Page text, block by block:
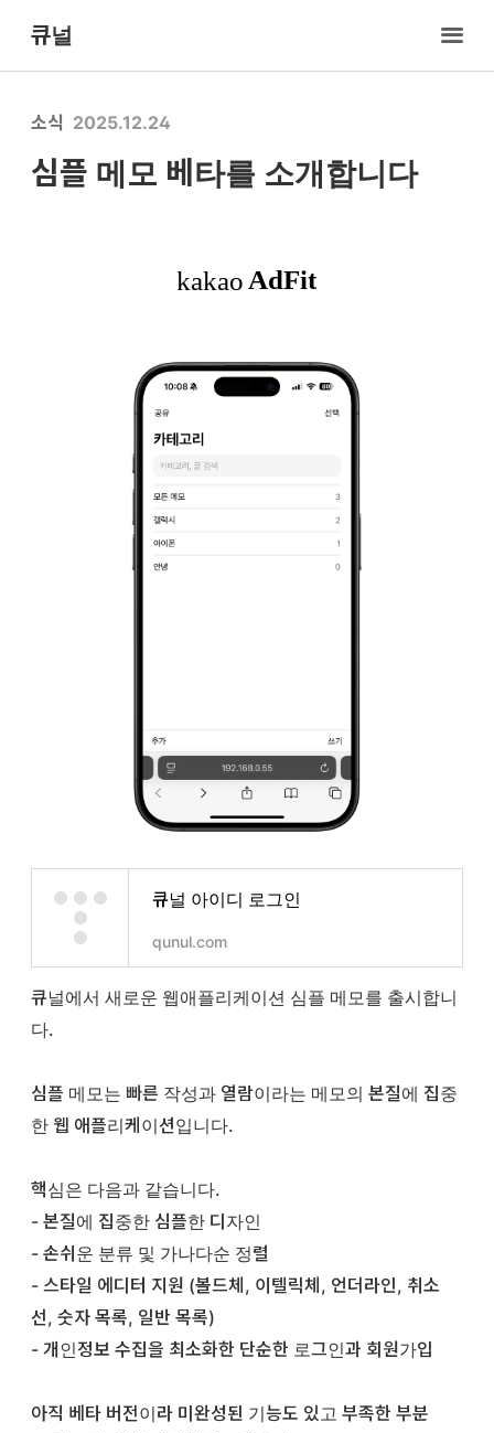
큐널
심플 메모 베타를 소개합니다
소식 2025.12.24
큐널 아이디 로그인
qunul.com
큐널에서 새로운 웹애플리케이션 심플 메모를 출시합니
다.
심플 메모는 빠른 작성과 열람이라는 메모의 본질에 집중
한 웹 애플리케이션입니다.
핵심은 다음과 같습니다.
- 본질에 집중한 심플한 디자인
- 손쉬운 분류 및 가나다순 정렬
- 스타일 에디터 지원 (볼드체, 이텔릭체, 언더라인, 취소
선, 숫자 목록, 일반 목록)
- 개인정보 수집을 최소화한 단순한 로그인과 회원가입
아직 베타 버전이라 미완성된 기능도 있고 부족한 부분